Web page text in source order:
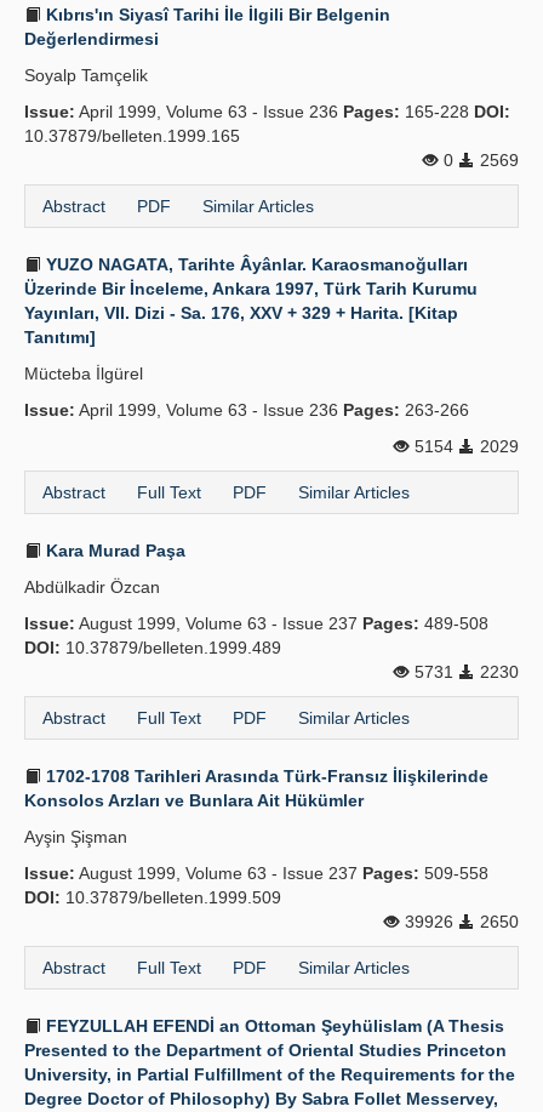
Kıbrıs'ın Siyasî Tarihi İle İlgili Bir Belgenin
Değerlendirmesi
Soyalp Tamçelik
Issue: April 1999, Volume 63 - Issue 236 Pages: 165-228 DOI:
10.37879/belleten.1999.165
0
2569
Abstract PDF Similar Articles
YUZO NAGATA, Tarihte Âyânlar. Karaosmanoğulları
Üzerinde Bir İnceleme, Ankara 1997, Türk Tarih Kurumu
Yayınları, VII. Dizi - Sa. 176, XXV + 329 + Harita. [Kitap
Tanıtımı]
Mücteba İlgürel
Issue: April 1999, Volume 63 - Issue 236 Pages: 263-266
5154
2029
Abstract Full Text PDF Similar Articles
Kara Murad Paşa
Abdülkadir Özcan
Issue: August 1999, Volume 63 - Issue 237 Pages: 489-508
DOI: 10.37879/belleten.1999.489
5731
2230
Abstract Full Text PDF Similar Articles
1702-1708 Tarihleri Arasında Türk-Fransız İlişkilerinde
Konsolos Arzları ve Bunlara Ait Hükümler
Ayşin Şişman
Issue: August 1999, Volume 63 - Issue 237 Pages: 509-558
DOI: 10.37879/belleten.1999.509
39926
2650
Abstract Full Text PDF Similar Articles
FEYZULLAH EFENDİ an Ottoman Şeyhülislam (A Thesis
Presented to the Department of Oriental Studies Princeton
University, in Partial Fulfillment of the Requirements for the
Degree Doctor of Philosophy) By Sabra Follet Messervey,